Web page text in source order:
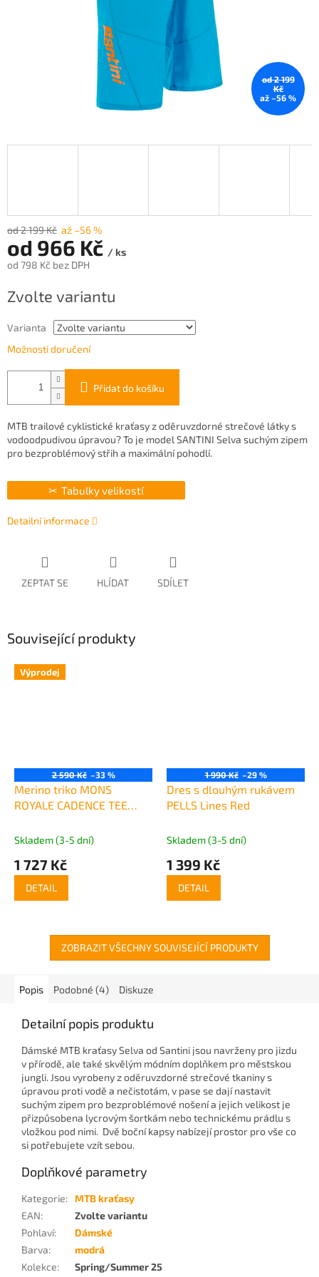
od 2 199
Kč
až –56 %
od 2 199 Kč až –56 %
od 966 Kč / ks
od 798 Kč bez DPH
cena:
Zvolte variantu
Varianta
Možnosti doručení
Přidat do košíku
MTB trailové cyklistické kraťasy z oděruvzdorné strečové látky s
vodoodpudivou úpravou? To je model SANTINI Selva suchým zipem
pro bezproblémový střih a maximální pohodlí.
Tabulky velikostí
Detailní informace
ZEPTAT SE HLÍDAT SDÍLET
Související produkty
Výprodej
2 590 Kč –33 %
Merino triko MONS
ROYALE CADENCE TEE
Skladem (3-5 dní)
1 727 Kč
DETAIL
1 990 Kč –29 %
Dres s dlouhým rukávem
PELLS Lines Red
Skladem (3-5 dní)
1 399 Kč
DETAIL
ZOBRAZIT VŠECHNY SOUVISEJÍCÍ PRODUKTY
Popis Podobné (4) Diskuze
Detailní popis produktu
Dámské MTB kraťasy Selva od Santini jsou navrženy pro jizdu
v přírodě, ale také skvělým módním doplňkem pro městskou
jungli. Jsou vyrobeny z oděruvzdorné strečové tkaniny s
úpravou proti vodě a nečistotám, v pase se dají nastavit
suchým zipem pro bezproblémové nošení a jejich velikost je
přizpůsobena lycrovým šortkám nebo technickému prádlu s
vložkou pod nimi. Dvě boční kapsy nabízejí prostor pro vše co
si potřebujete vzít sebou.
Doplňkové parametry
Kategorie: MTB kraťasy
EAN:
Zvolte variantu
Pohlaví:
Dámské
Barva:
modrá
Kolekce: Spring/Summer 25